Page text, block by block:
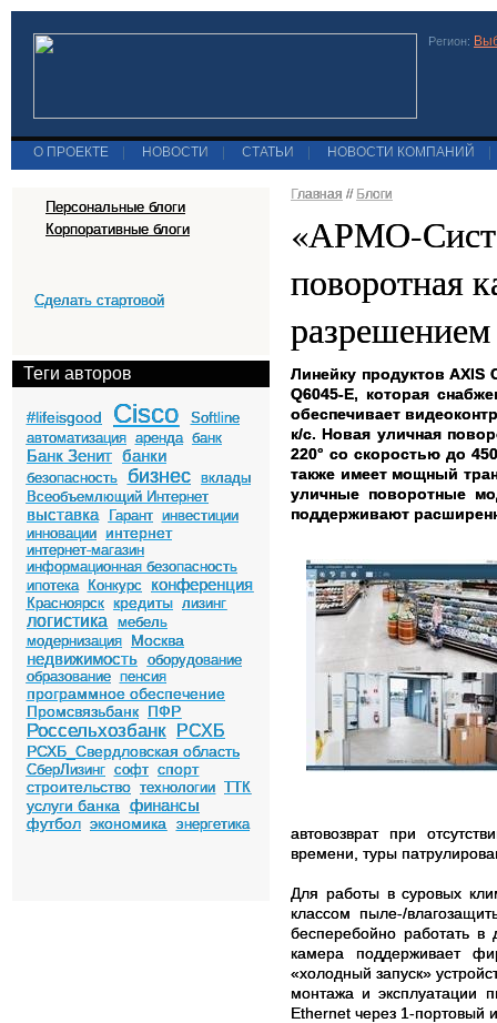
Регион:
О ПРОЕКТЕ НОВОСТИ СТАТЬИ НОВОСТИ КОМПАНИЙ
Персональные блоги
Корпоративные блоги
Сделать стартовой
Теги авторов
#lifeisgood Cisco
Softline
автоматизация аренда банк
Банк Зенит банки
безопасность бизнес
вклады
Всеобъемлющий Интернет
выставка Гарант инвестиции
инновации
интернет
интернет-магазин
информационная безопасность
ипотека
Конкурс конференция
Красноярск кредиты лизинг
логистика
мебель
модернизация
Москва
недвижимость оборудование
образование пенсия
программное обеспечение
Промсвязьбанк ПФР
Россельхозбанк РСХБ
РСХБ_Свердловская область
СберЛизинг софт спорт
строительство технологии ТТК
услуги банка финансы
футбол экономика энергетика
Главная // Блоги
«АРМО-
поворотная
Линейку продуктов AXIS
Q6045-Е, которая
обеспечивает
к/с. Новая уличная
220° со скоростью до
также имеет мощный
уличные поворотные
поддерживают
автовозврат при
времени, туры
Для работы в суровых
классом пыле-/
бесперебойно работать
камера поддерживает
«холодный запуск»
монтажа и эксплуатации
Ethernet через 1-портовый